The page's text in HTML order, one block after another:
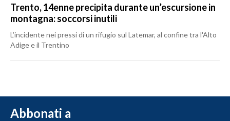
Trento, 14enne precipita durante un’escursione in
montagna: soccorsi inutili
L’incidente nei pressi di un rifugio sul Latemar, al confine tra l'Alto
Adige e il Trentino
Abbonati a